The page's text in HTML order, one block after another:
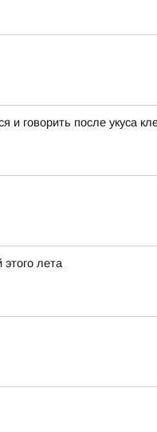
и говорить после укуса
лета